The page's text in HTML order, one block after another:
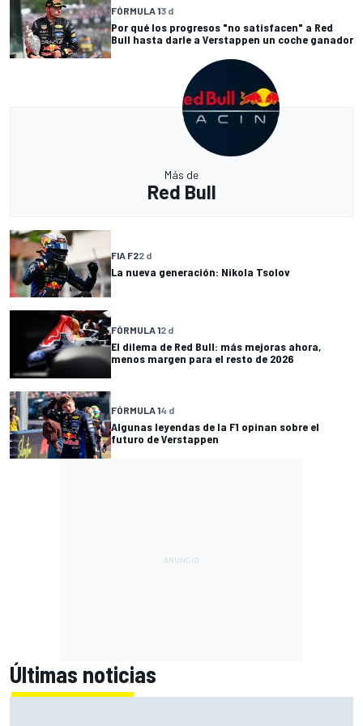
FÓRMULA 13 d
Por qué los progresos "no satisfacen" a Red
Bull hasta darle a Verstappen un coche ganador
Más de
Red Bull
FIA F22 d
La nueva generación: Nikola Tsolov
FÓRMULA 12 d
El dilema de Red Bull: más mejoras ahora,
menos margen para el resto de 2026
FÓRMULA 14 d
Algunas leyendas de la F1 opinan sobre el
futuro de Verstappen
Últimas noticias